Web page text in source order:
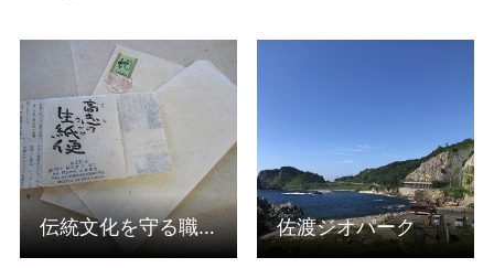
詳細はこちら
伝統文化を守る職人の想いにふれる 佐渡ジオパーク